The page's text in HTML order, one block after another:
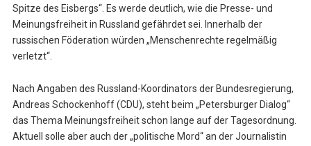
Spitze des Eisbergs“. Es werde deutlich, wie die Presse- und
Meinungsfreiheit in Russland gefährdet sei. Innerhalb der
russischen Föderation würden „Menschenrechte regelmäßig
verletzt“.
Nach Angaben des Russland-Koordinators der Bundesregierung,
Andreas Schockenhoff (CDU), steht beim „Petersburger Dialog“
das Thema Meinungsfreiheit schon lange auf der Tagesordnung.
Aktuell solle aber auch der „politische Mord“ an der Journalistin